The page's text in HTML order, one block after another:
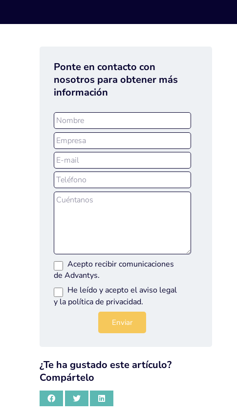
Ponte en contacto con
nosotros para obtener más
información
Acepto recibir comunicaciones
de Advantys.
He leído y acepto el aviso legal
y la política de privacidad.
¿Te ha gustado este artículo?
Compártelo